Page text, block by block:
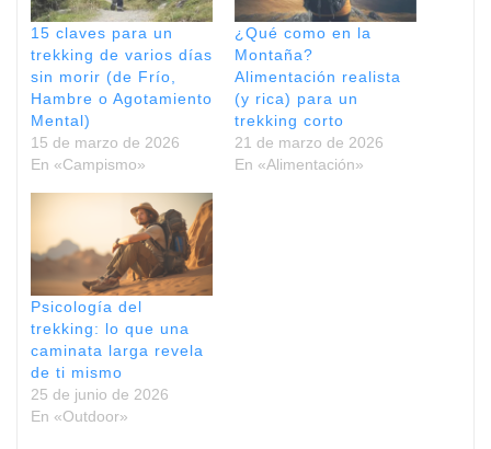
.
.
.
15 claves para un
trekking de varios días
sin morir (de Frío,
Hambre o Agotamiento
Mental)
15 de marzo de 2026
En «Campismo»
¿Qué como en la
Montaña?
Alimentación realista
(y rica) para un
trekking corto
21 de marzo de 2026
En «Alimentación»
Psicología del
trekking: lo que una
caminata larga revela
de ti mismo
25 de junio de 2026
En «Outdoor»